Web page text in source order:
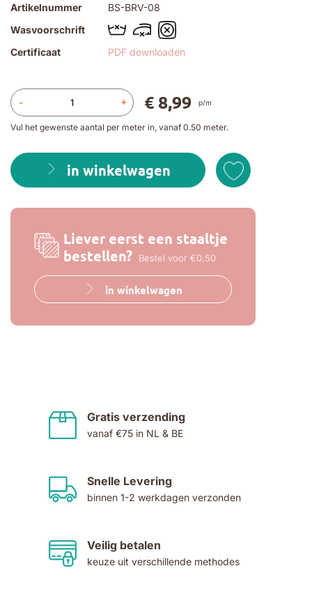
Artikelnummer
BS-BRV-08
Wasvoorschrift
Certificaat
PDF downloaden
- +
Vul het gewenste aantal per meter in, vanaf 0.50 meter.
in winkelwagen
Liever eerst een staaltje
bestellen?
Bestel voor €0,50
in winkelwagen
€ 8,99 p/m
Gratis verzending
vanaf €75 in NL & BE
Snelle Levering
binnen 1-2 werkdagen verzonden
Veilig betalen
keuze uit verschillende methodes